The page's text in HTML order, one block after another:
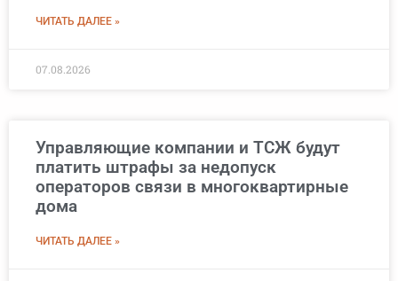
ЧИТАТЬ ДАЛЕЕ »
07.08.2026
Управляющие компании и ТСЖ будут
платить штрафы за недопуск
операторов связи в многоквартирные
дома
ЧИТАТЬ ДАЛЕЕ »